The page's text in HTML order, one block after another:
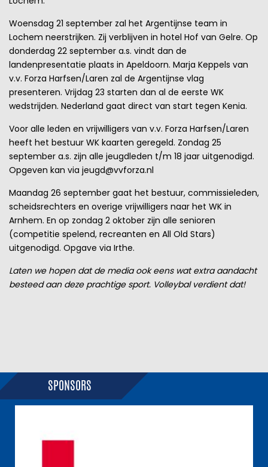
Woensdag 21 september zal het Argentijnse team in
Lochem neerstrijken. Zij verblijven in hotel Hof van Gelre. Op
donderdag 22 september a.s. vindt dan de
landenpresentatie plaats in Apeldoorn. Marja Keppels van
v.v. Forza Harfsen/Laren zal de Argentijnse vlag
presenteren. Vrijdag 23 starten dan al de eerste WK
wedstrijden. Nederland gaat direct van start tegen Kenia.
Voor alle leden en vrijwilligers van v.v. Forza Harfsen/Laren
heeft het bestuur WK kaarten geregeld. Zondag 25
september a.s. zijn alle jeugdleden t/m 18 jaar uitgenodigd.
Opgeven kan via jeugd@vvforza.nl
Maandag 26 september gaat het bestuur, commissieleden,
scheidsrechters en overige vrijwilligers naar het WK in
Arnhem. En op zondag 2 oktober zijn alle senioren
(competitie spelend, recreanten en All Old Stars)
uitgenodigd. Opgave via Irthe.
Laten we hopen dat de media ook eens wat extra aandacht
besteed aan deze prachtige sport. Volleybal verdient dat!
SPONSORS